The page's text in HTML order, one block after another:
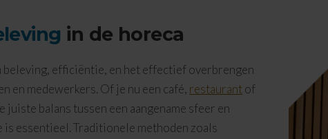
in de horeca
beleving, efficiëntie, en het effectief overbrengen
en medewerkers. Of je nu een café, restaurantof
juiste balans tussen een aangename sfeer en
essentieel. Traditionele methoden zoals